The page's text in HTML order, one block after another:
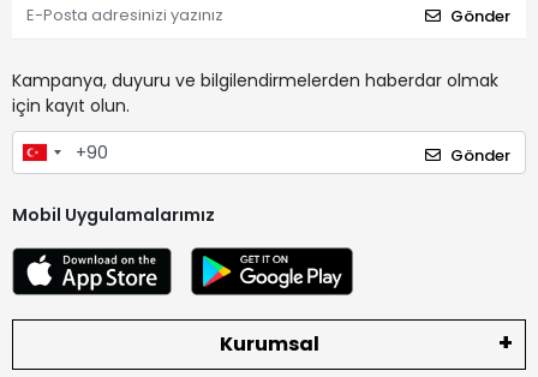
Gönder
Kampanya, duyuru ve bilgilendirmelerden haberdar olmak
için kayıt olun.
Gönder
Mobil Uygulamalarımız
Kurumsal